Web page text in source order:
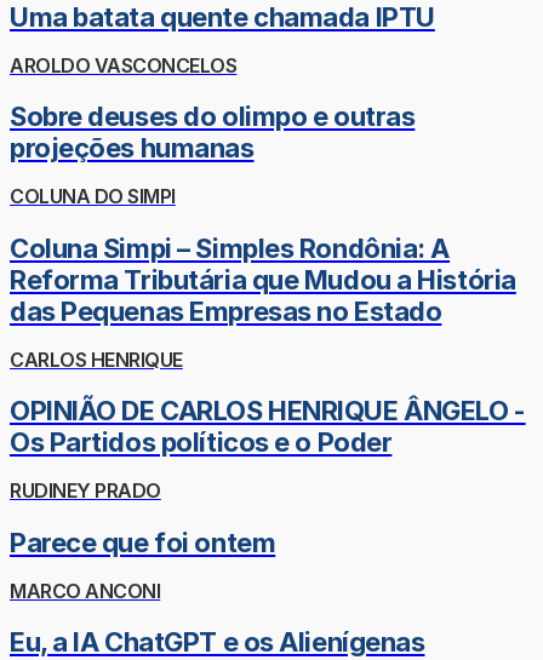
Uma batata quente chamada IPTU
AROLDO VASCONCELOS
Sobre deuses do olimpo e outras
projeções humanas
COLUNA DO SIMPI
Coluna Simpi – Simples Rondônia: A
Reforma Tributária que Mudou a História
das Pequenas Empresas no Estado
CARLOS HENRIQUE
OPINIÃO DE CARLOS HENRIQUE ÂNGELO -
Os Partidos políticos e o Poder
RUDINEY PRADO
Parece que foi ontem
MARCO ANCONI
Eu, a IA ChatGPT e os Alienígenas